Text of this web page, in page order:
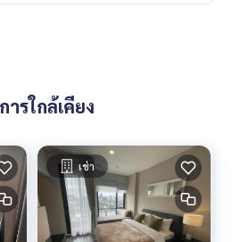
ารใกล้เคียง
เช่า